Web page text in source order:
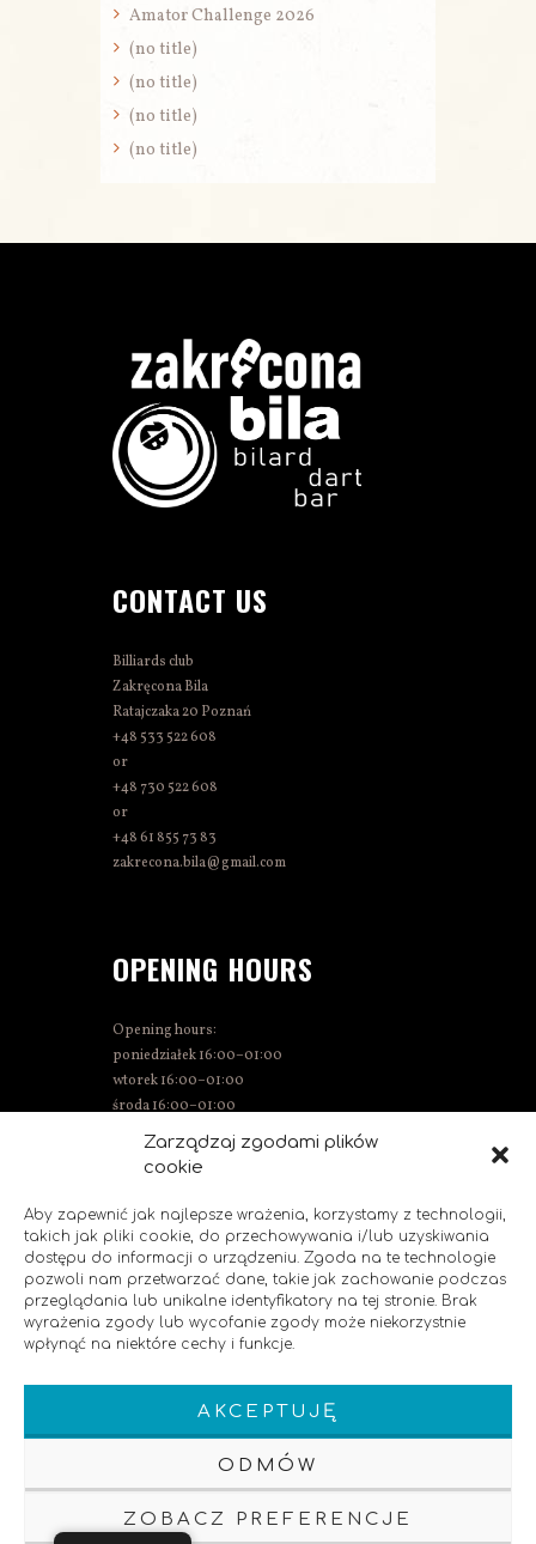
Zarządzaj zgodami plików
cookie
Aby zapewnić jak najlepsze wrażenia, korzystamy z technologii,
takich jak pliki cookie, do przechowywania i/lub uzyskiwania
dostępu do informacji o urządzeniu. Zgoda na te technologie
pozwoli nam przetwarzać dane, takie jak zachowanie podczas
przeglądania lub unikalne identyfikatory na tej stronie. Brak
wyrażenia zgody lub wycofanie zgody może niekorzystnie
wpłynąć na niektóre cechy i funkcje.
AKCEPTUJĘ
ODMÓW
ZOBACZ PREFERENCJE
Amator Challenge 2026
(no title)
(no title)
(no title)
(no title)
CONTACT US
Billiards club
Zakręcona Bila
Ratajczaka 20 Poznań
+48 533 522 608
or
+48 730 522 608
or
+48 61 855 73 83
zakrecona.bila@gmail.com
OPENING HOURS
Opening hours:
poniedziałek 16:00–01:00
wtorek 16:00–01:00
środa 16:00–01:00
Thursday 15:00–01:00
Friday 15:00–02:00
Sunday 14:00–00:00
SOCIAL MEDIA
Klauzula Informacyjna